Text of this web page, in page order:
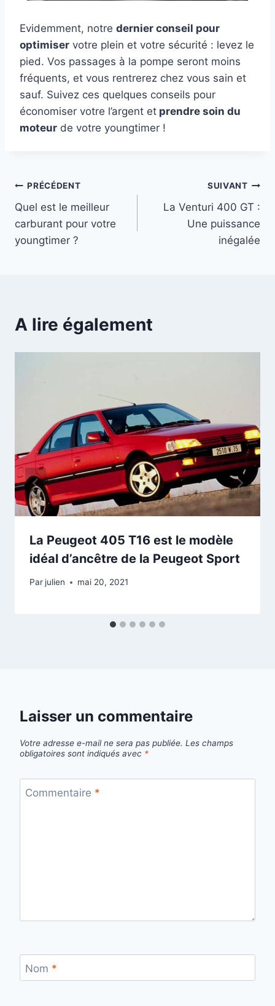
Evidemment, notre dernier conseil pour
optimiser votre plein et votre sécurité : levez le
pied. Vos passages à la pompe seront moins
fréquents, et vous rentrerez chez vous sain et
sauf. Suivez ces quelques conseils pour
économiser votre l’argent et prendre soin du
moteur de votre youngtimer !
Navigation
de
l’article
PRÉCÉDENT
Quel est le meilleur
carburant pour votre
youngtimer ?
SUIVANT
La Venturi 400 GT :
Une puissance
inégalée
A lire également
La Peugeot 405 T16 est le modèle
idéal d’ancêtre de la Peugeot Sport
Par julien mai 20, 2021
Laisser un commentaire
Votre adresse e-mail ne sera pas publiée. Les champs
obligatoires sont indiqués avec *
Commentaire *
Nom *